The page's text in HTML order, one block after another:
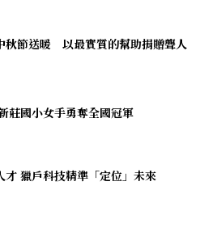
秋節送暖 以最實質的幫助捐贈聾人
莊國小女手勇奪全國冠軍
才 獵戶科技精準「定位」未來